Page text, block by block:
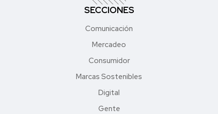
SECCIONES
Comunicación
Mercadeo
Consumidor
Marcas Sostenibles
Digital
Gente